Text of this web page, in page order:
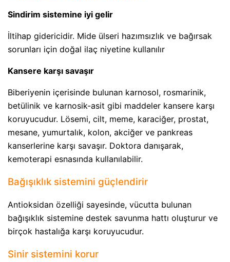
Sindirim sistemine iyi gelir
İltihap gidericidir. Mide ülseri hazımsızlık ve bağırsak
sorunları için doğal ilaç niyetine kullanılır
Kansere karşı savaşır
Biberiyenin içerisinde bulunan karnosol, rosmarinik,
betülinik ve karnosik-asit gibi maddeler kansere karşı
koruyucudur. Lösemi, cilt, meme, karaciğer, prostat,
mesane, yumurtalık, kolon, akciğer ve pankreas
kanserlerine karşı savaşır. Doktora danışarak,
kemoterapi esnasında kullanılabilir.
Bağışıklık sistemini güçlendirir
Antioksidan özelliği sayesinde, vücutta bulunan
bağışıklık sistemine destek savunma hattı oluşturur ve
birçok hastalığa karşı koruyucudur.
Sinir sistemini korur